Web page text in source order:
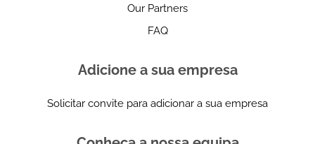
Our Partners
FAQ
Adicione a sua empresa
Solicitar convite para adicionar a sua empresa